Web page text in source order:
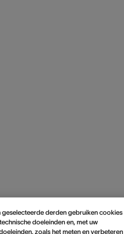
geselecteerde derden gebruiken cookies
doeleinden en, met uw
zoals het meten en